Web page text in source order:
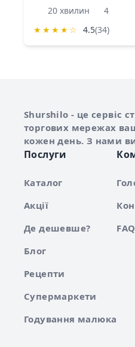
20 хвилин
4
★ ★ ★ ★ ☆ 4.5(34)
Про сервіс Shurshilo
Shurshilo - це сервіс
торгових мережах
кожен день. З нами
Послуги
Каталог
Акції
Де дешевше?
Блог
Рецепти
Супермаркети
Годування малюка
FAQ